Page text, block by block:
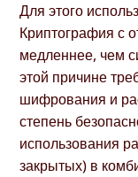
Для этого
Криптография с
медленнее, чем
этой причине
шифрования и
степень
использования
закрытых) в